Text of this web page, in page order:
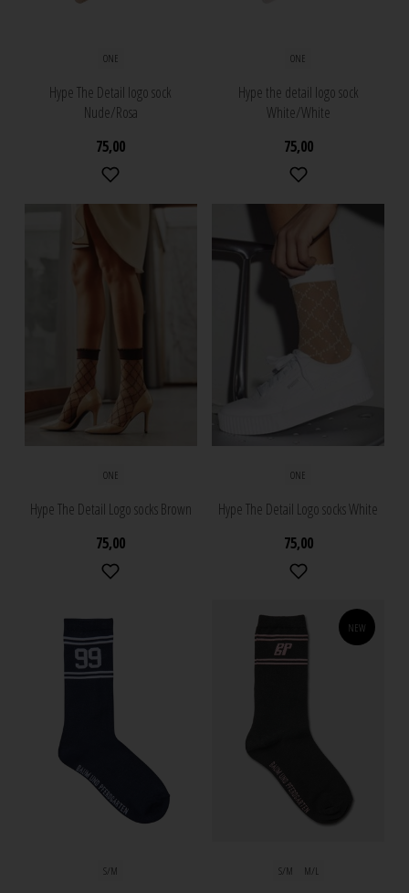
ONE
Hype The Detail logo sock
Nude/Rosa
75,00
ONE
Hype the detail logo sock
White/White
75,00
ONE
Hype The Detail Logo socks Brown
75,00
ONE
Hype The Detail Logo socks White
75,00
S/M
NEW
S/M M/L